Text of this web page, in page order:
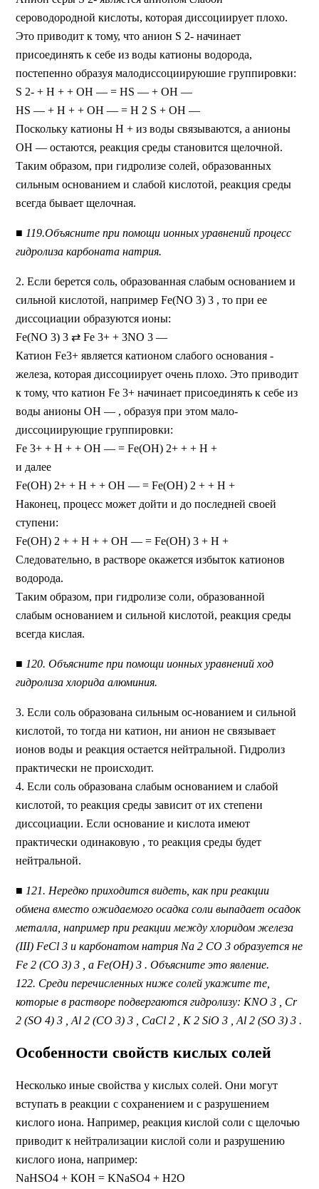
сероводородной кислоты, которая диссоциирует плохо.
Это приводит к тому, что анион S 2- начинает
присоединять к себе из воды катионы водорода,
постепенно образуя малодиссоциируюшие группировки:
S 2- + H + + OH — = HS — + OH —
HS — + H + + OH — = H 2 S + OH —
Поскольку катионы Н + из воды связываются, а анионы
ОН — остаются, реакция среды становится щелочной.
Таким образом, при гидролизе солей, образованных
сильным основанием и слабой кислотой, реакция среды
всегда бывает щелочная.
■ 119.Объясните при помощи ионных уравнений процесс
гидролиза карбоната натрия.
2. Если берется соль, образованная слабым основанием и
сильной кислотой, например Fe(NО 3) 3 , то при ее
диссоциации образуются ионы:
Fe(NO 3) 3 ⇄ Fe 3+ + 3NО 3 —
Катион Fe3+ является катионом слабого основания -
железа, которая диссоциирует очень плохо. Это приводит
к тому, что катион Fe 3+ начинает присоединять к себе из
воды анионы ОН — , образуя при этом мало-
диссоциирующие группировки:
Fe 3+ + Н + + ОН — = Fe(OH) 2+ + + Н +
и далее
Fe(ОH) 2+ + Н + + ОН — = Fe(OH) 2 + + Н +
Наконец, процесс может дойти и до последней своей
ступени:
Fe(OH) 2 + + Н + + ОН — = Fe(OH) 3 + H +
Следовательно, в растворе окажется избыток катионов
водорода.
Таким образом, при гидролизе соли, образованной
слабым основанием и сильной кислотой, реакция среды
всегда кислая.
■ 120. Объясните при помощи ионных уравнений ход
гидролиза хлорида алюминия.
3. Если соль образована сильным ос-нованием и сильной
кислотой, то тогда ни катион, ни анион не связывает
ионов воды и реакция остается нейтральной. Гидролиз
практически не происходит.
4. Если соль образована слабым основанием и слабой
кислотой, то реакция среды зависит от их степени
диссоциации. Если основание и кислота имеют
практически одинаковую , то реакция среды будет
нейтральной.
■ 121. Нередко приходится видеть, как при реакции
обмена вместо ожидаемого осадка соли выпадает осадок
металла, например при реакции между хлоридом железа
(III) FeCl 3 и карбонатом натрия Na 2 CО 3 образуется не
Fe 2 (CО 3) 3 , a Fe(OH) 3 . Объясните это явление.
122. Среди перечисленных ниже солей укажите те,
которые в растворе подвергаются гидролизу: KNO 3 , Cr
2 (SO 4) 3 , Аl 2 (СO 3) 3 , CaCl 2 , K 2 SiO 3 , Al 2 (SО 3) 3 .
Особенности свойств кислых солей
Несколько иные свойства у кислых солей. Они могут
вступать в реакции с сохранением и с разрушением
кислого иона. Например, реакция кислой соли с щелочью
приводит к нейтрализации кислой соли и разрушению
кислого иона, например:
NaHSO4 + КОН = KNaSO4 + Н2O